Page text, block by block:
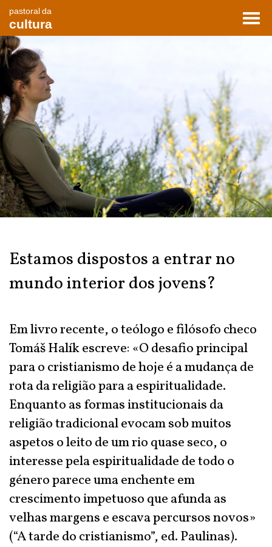
pastoral da
cultura
Estamos dispostos a entrar no
mundo interior dos jovens?
Em livro recente, o teólogo e filósofo checo
Tomáš Halík escreve: «O desafio principal
para o cristianismo de hoje é a mudança de
rota da religião para a espiritualidade.
Enquanto as formas institucionais da
religião tradicional evocam sob muitos
aspetos o leito de um rio quase seco, o
interesse pela espiritualidade de todo o
género parece uma enchente em
crescimento impetuoso que afunda as
velhas margens e escava percursos novos»
(“A tarde do cristianismo”, ed. Paulinas).